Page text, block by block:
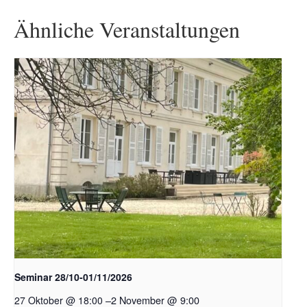
Ähnliche Veranstaltungen
Seminar 28/10-01/11/2026
27 Oktober @ 18:00 –2 November @ 9:00